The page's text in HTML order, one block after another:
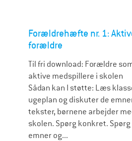
Forældrehæfte nr. 1:
forældre
Til fri download: Forældre
aktive medspillere i skolen
Sådan kan I støtte: Læs
ugeplan og diskuter de
tekster, børnene arbejder
skolen. Spørg konkret.
emner og...